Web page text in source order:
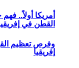
أمريكا أولاً..
إفريقيا
القطن في
وفرص تعظيم